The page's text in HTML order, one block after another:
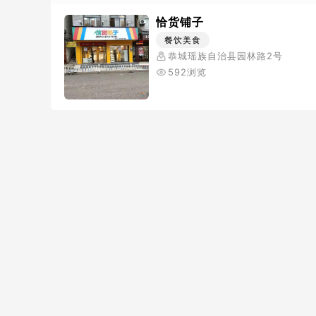
恰货铺子
餐饮美食
恭城瑶族自治县园林路2号
592浏览